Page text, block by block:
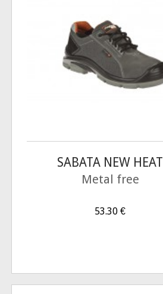
SABATA NEW HEAT
Metal free
53.30 €